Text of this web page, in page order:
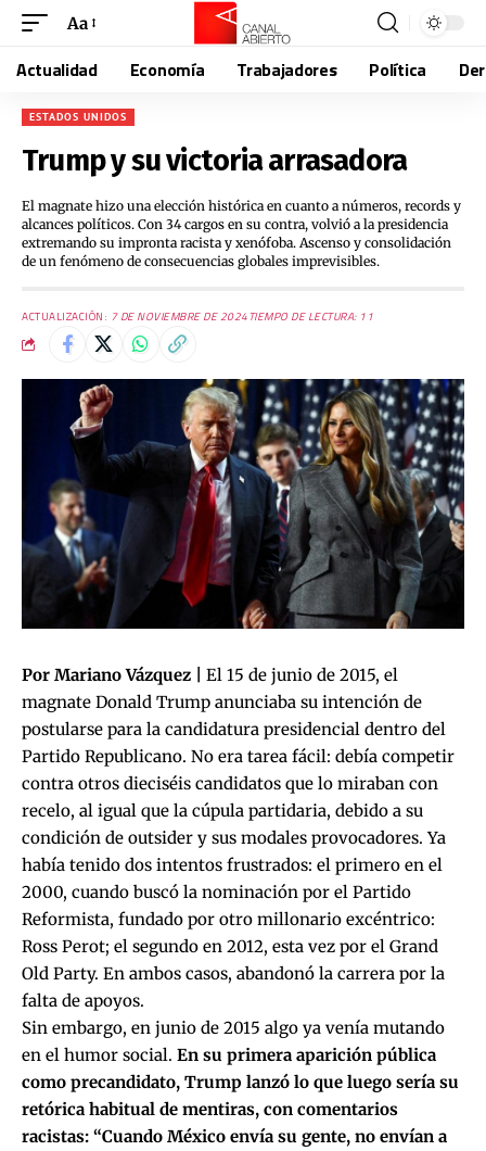
Aa
Actualidad Economía Trabajadores Política
ESTADOS UNIDOS
Trump y su victoria arrasadora
El magnate hizo una elección histórica en cuanto a números, records y
alcances políticos. Con 34 cargos en su contra, volvió a la presidencia
extremando su impronta racista y xenófoba. Ascenso y consolidación
de un fenómeno de consecuencias globales imprevisibles.
ACTUALIZACIÓN: 7 DE NOVIEMBRE DE 2024TIEMPO DE LECTURA: 11
Por Mariano Vázquez | El 15 de junio de 2015, el
magnate Donald Trump anunciaba su intención de
postularse para la candidatura presidencial dentro del
Partido Republicano. No era tarea fácil: debía competir
contra otros dieciséis candidatos que lo miraban con
recelo, al igual que la cúpula partidaria, debido a su
condición de outsider y sus modales provocadores. Ya
había tenido dos intentos frustrados: el primero en el
2000, cuando buscó la nominación por el Partido
Reformista, fundado por otro millonario excéntrico:
Ross Perot; el segundo en 2012, esta vez por el Grand
Old Party. En ambos casos, abandonó la carrera por la
falta de apoyos.
Sin embargo, en junio de 2015 algo ya venía mutando
en el humor social. En su primera aparición pública
como precandidato, Trump lanzó lo que luego sería su
retórica habitual de mentiras, con comentarios
racistas: “Cuando México envía su gente, no envían a